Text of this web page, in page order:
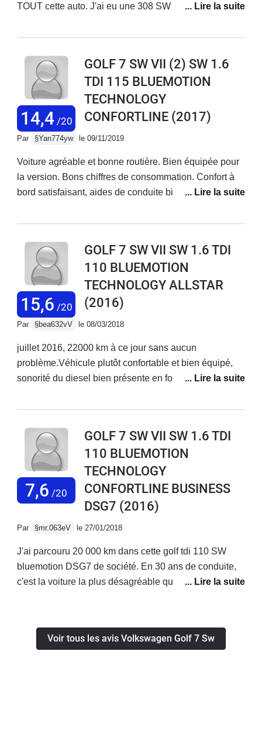
TOUT cette auto. J'ai eu une 308 SW avant, et je
C'est une auto qui est faite pour l'autoroute (normale
par rapport à la puissance déclarée. Mais en dehors de
ça c'est une daube mollassonne (creuse à bas régime)
et surtout cette daube de boite 5... On est jamais sur le
bon rapport. Sur voies rapides viroleuses au
revêtement douteux, elle a tendance à saucissonner.
C'est pas son truc.
14,4/20
GOLF 7 SW VII (2) SW 1.6
TDI 115 BLUEMOTION
TECHNOLOGY
CONFORTLINE (2017)
Par §Yan774yw le 09/11/2019
Voiture agréable et bonne routière. Bien équipée pour
la version. Bons chiffres de consommation. Confort à
bord satisfaisant, aides de conduite bien pensées.
maintien latéral.Bon coffre. Abaissement des sièges
pas parfaitement plat.Une interface électronique aussi
sophistiquée qu'alambiquée : chez VW pourquoi faire
simple quand on peut faire compliqué ? Par exemple,
comprendre l'allumage des plafonniers ou allumer les
antibrouillards suppose probablement l'obtention d'un
diplôme d'ingénieur... La notice constructeur est
prolixe, bavarde, fatigante à consulter et peu fiable.
Ecrire 500 pages pour dire comment marche une
voiture, c'est déjà dresser un constat d'échec quand à
15,6 /20
GOLF 7 SW VII SW 1.6 TDI
110 BLUEMOTION
TECHNOLOGY ALLSTAR
(2016)
Par §bea632vV le 08/03/2018
juillet 2016, 22000 km à ce jour sans aucun
problème.Véhicule plutôt confortable et bien équipé,
sonorité du diesel bien présente en fortes
stabilisée.La position de conduite est facile à trouver,
fonctionne correctement et l'audio est de bonne
qualité.Le comportement routier est sans surprise, le tdi
110 est généreux sans être un foudre de guerre, mais
suffisamment de reprise à mon goût.Bon véhicule dans
l'ensemble, homogène.
7,6 /20
GOLF 7 SW VII SW 1.6 TDI
110 BLUEMOTION
TECHNOLOGY
CONFORTLINE BUSINESS
DSG7 (2016)
Par §mr.063eV le 27/01/2018
J'ai parcouru 20 000 km dans cette golf tdi 110 SW
bluemotion DSG7 de société. En 30 ans de conduite,
c'est la voiture la plus désagréable que j'ai conduite :
peu le volant autour du point au milieu sans incidence
sur la trajectoire), sous virage et manque de motricité
Voir tous les avis Volkswagen Golf 7 Sw